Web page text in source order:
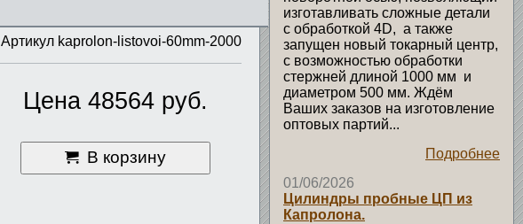
Артикул kaprolon-listovoi-60mm-2000
Цена 48564 руб.
В корзину
изготавливать сложные детали
с обработкой 4D, а также
запущен новый токарный центр,
с возможностью обработки
стержней длиной 1000 мм и
диаметром 500 мм. Ждём
Ваших заказов на изготовление
оптовых партий...
Подробнее
01/06/2026
Цилиндры пробные ЦП из
Капролона.